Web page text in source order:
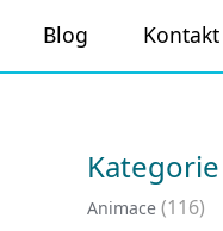
Blog Kontakt
Kategorie
Animace (116)